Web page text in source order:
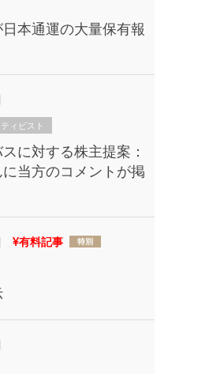
本通運の大量保有報
ィビスト
に対する株主提案：
当方のコメントが掲
有料記事